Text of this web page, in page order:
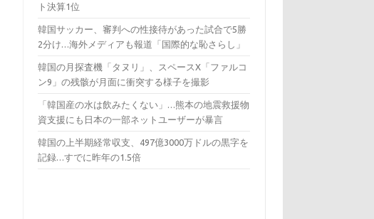
ト決算1位
韓国サッカー、審判への性接待があった試合で5勝
2分け…海外メディアも報道「国際的な恥さらし」
韓国の月探査機「タヌリ」、スペースX「ファルコ
ン9」の残骸が月面に衝突する様子を撮影
「韓国産の水は飲みたくない」…熊本の地震救援物
資支援にも日本の一部ネットユーザーが暴言
韓国の上半期経常収支、497億3000万ドルの黒字を
記録…すでに昨年の1.5倍